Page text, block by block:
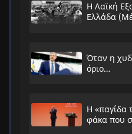
Η Λαϊκή
Ελλάδα
Όταν η
όριο…
Η «παγίδα
φάκα που